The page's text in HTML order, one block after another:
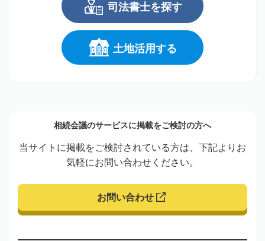
司法書士を探す
土地活用する
相続会議のサービスに掲載をご検討の方へ
当サイトに掲載をご検討されている方は、下記よりお
気軽にお問い合わせください。
お問い合わせ